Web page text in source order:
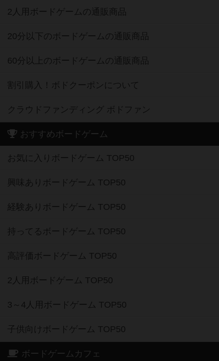
2人用ボードゲームの通販商品
20分以下のボードゲームの通販商品
60分以上のボードゲームの通販商品
割引購入！ボドクーポンについて
クラウドファンディング ボドファン
おすすめボードゲーム
お気に入りボードゲーム TOP50
興味ありボードゲーム TOP50
経験ありボードゲーム TOP50
持ってるボードゲーム TOP50
高評価ボードゲーム TOP50
2人用ボードゲーム TOP50
3～4人用ボードゲーム TOP50
子供向けボードゲーム TOP50
ボードゲームカフェ